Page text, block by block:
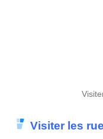
Visiter les